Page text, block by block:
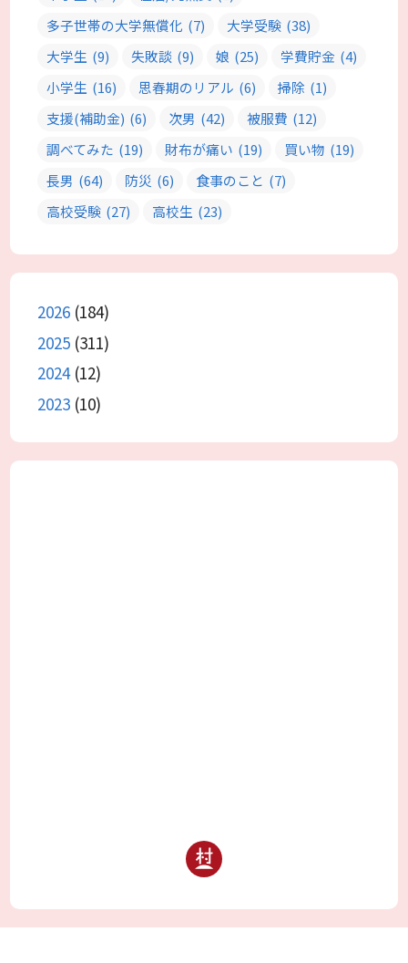
多子世帯の大学無償化 (7) 大学受験 (38)
大学生 (9) 失敗談 (9) 娘 (25) 学費貯金 (4)
小学生 (16) 思春期のリアル (6) 掃除 (1)
支援(補助金) (6) 次男 (42) 被服費 (12)
調べてみた (19) 財布が痛い (19) 買い物 (19)
長男 (64) 防災 (6) 食事のこと (7)
高校受験 (27) 高校生 (23)
2026 (184)
2025 (311)
2024(12)
2023 (10)